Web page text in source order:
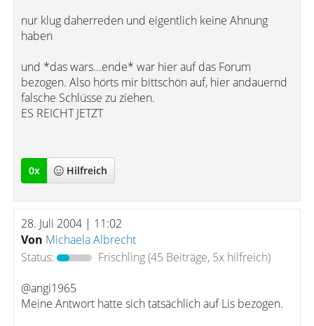
nur klug daherreden und eigentlich keine Ahnung
haben
und *das wars...ende* war hier auf das Forum
bezogen. Also hörts mir bittschön auf, hier andauernd
falsche Schlüsse zu ziehen.
ES REICHT JETZT
0x Hilfreich
28. Juli 2004 | 11:02
Von Michaela Albrecht
Status:
Frischling(45 Beiträge, 5x hilfreich)
@angi1965
Meine Antwort hatte sich tatsächlich auf Lis bezogen.